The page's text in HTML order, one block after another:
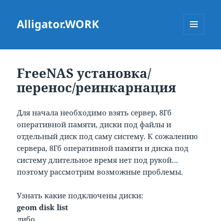
Alligator.WORK
FreeNAS установка/
перенос/реинкарнация
Для начала необходимо взять сервер, 8Гб
оперативной памяти, диски под файлы и
отдельный диск под саму систему. К сожалению
сервера, 8Гб оперативной памяти и диска под
систему длительное время нет под рукой…
поэтому рассмотрим возможные проблемы.
Узнать какие подключены диски:
geom disk list